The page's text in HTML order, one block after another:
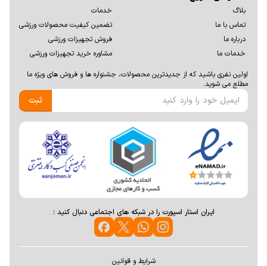
بلاگ
تماس با ما
درباره ما
خدمات ما
خدمات
تضمین کیفیت محصولات ورزشی
فروش تجهیزات ورزشی
مشاوره خرید تجهیزات ورزشی
اولين نفری باشيد كه از جديدترين محصولات، جشنواره ها و فروش های ويژه ما
مطلع می شوید.
ثبت
ایران استار اسپورت را در شبکه های اجتماعی دنبال کنید :
شرایط و قوانین